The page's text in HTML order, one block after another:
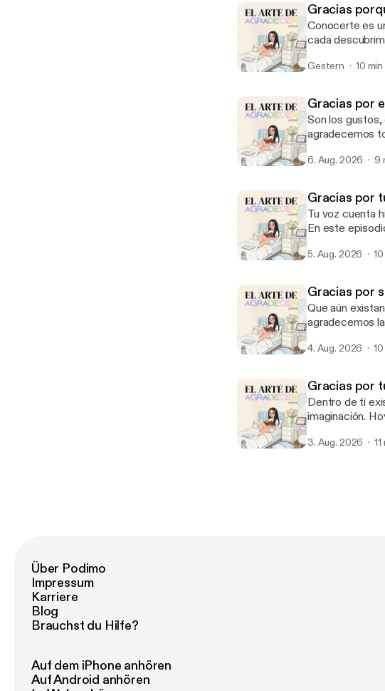
Gracias
Conocerte es un proceso
cada
Gestern 10 min
Gracias por
Son los gustos,
agradecemos
6. Aug. 2026 9
Gracias por
Tu voz cuenta
En este
5. Aug. 2026
Gracias por
Que aún
agradecemos
4. Aug. 2026
Gracias por
Dentro de ti
imaginación. Hoy agradecemos esa riqueza interior que te acompaña cada día y que
3. Aug. 2026
Über Podimo
Impressum
Karriere
Blog
Brauchst du Hilfe?
Auf dem iPhone anhören
Auf Android anhören